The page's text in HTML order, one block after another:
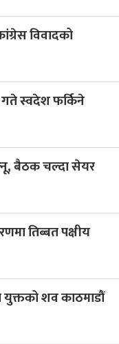
विवादको
स्वदेश फर्किने
बैठक चल्दा सेयर
तिब्बत पक्षीय
युक्तको शव काठमाडौं